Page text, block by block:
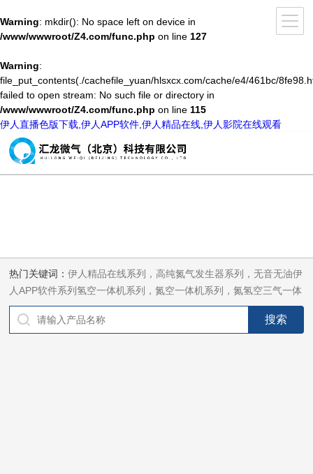
Warning: mkdir(): No space left on device in
/www/wwwroot/Z4.com/func.php on line 127
Warning:
file_put_contents(./cachefile_yuan/hlsxcx.com/cache/e4/461bc/
failed to open stream: No such file or directory in
/www/wwwroot/Z4.com/func.php on line 115
伊人直播色版下载,伊人APP软件,伊人精品在线,伊人影院在线观看
热门关键词：伊人精品在线系列，高纯氮气发生器系列，无音无油伊
人APP软件系列氢空一体机系列，氮空一体机系列，氮氢空三气一体
机系列，气体净化器系列，代理日本DKK-TOA水质分析，水质检测
仪器，代理南韩SitekPH/离子计，DO计，电导计，多功能计，